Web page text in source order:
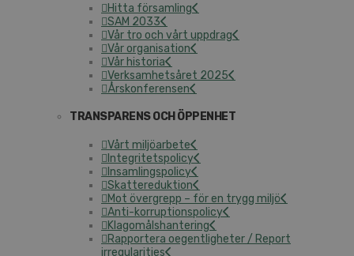
Hitta församling
SAM 2033
Vår tro och vårt uppdrag
Vår organisation
Vår historia
Verksamhetsåret 2025
Årskonferensen
TRANSPARENS OCH ÖPPENHET
Vårt miljöarbete
Integritetspolicy
Insamlingspolicy
Skattereduktion
Mot övergrepp – för en trygg miljö
Anti-korruptionspolicy
Klagomålshantering
Rapportera oegentligheter / Report
irregularities